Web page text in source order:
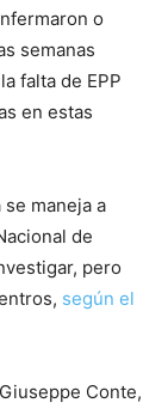
o
semanas
falta de EPP
en estas
maneja a
de
pero
según el
Conte,